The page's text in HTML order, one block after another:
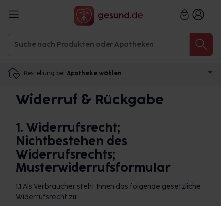
Bestellung bei Apotheke wählen
Widerruf & Rückgabe
1. Widerrufsrecht;
Nichtbestehen des
Widerrufsrechts;
Musterwiderrufsformular
1.1 Als Verbraucher steht Ihnen das folgende gesetzliche
Widerrufsrecht zu: